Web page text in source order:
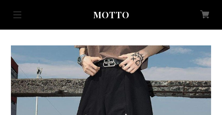
MOTTO